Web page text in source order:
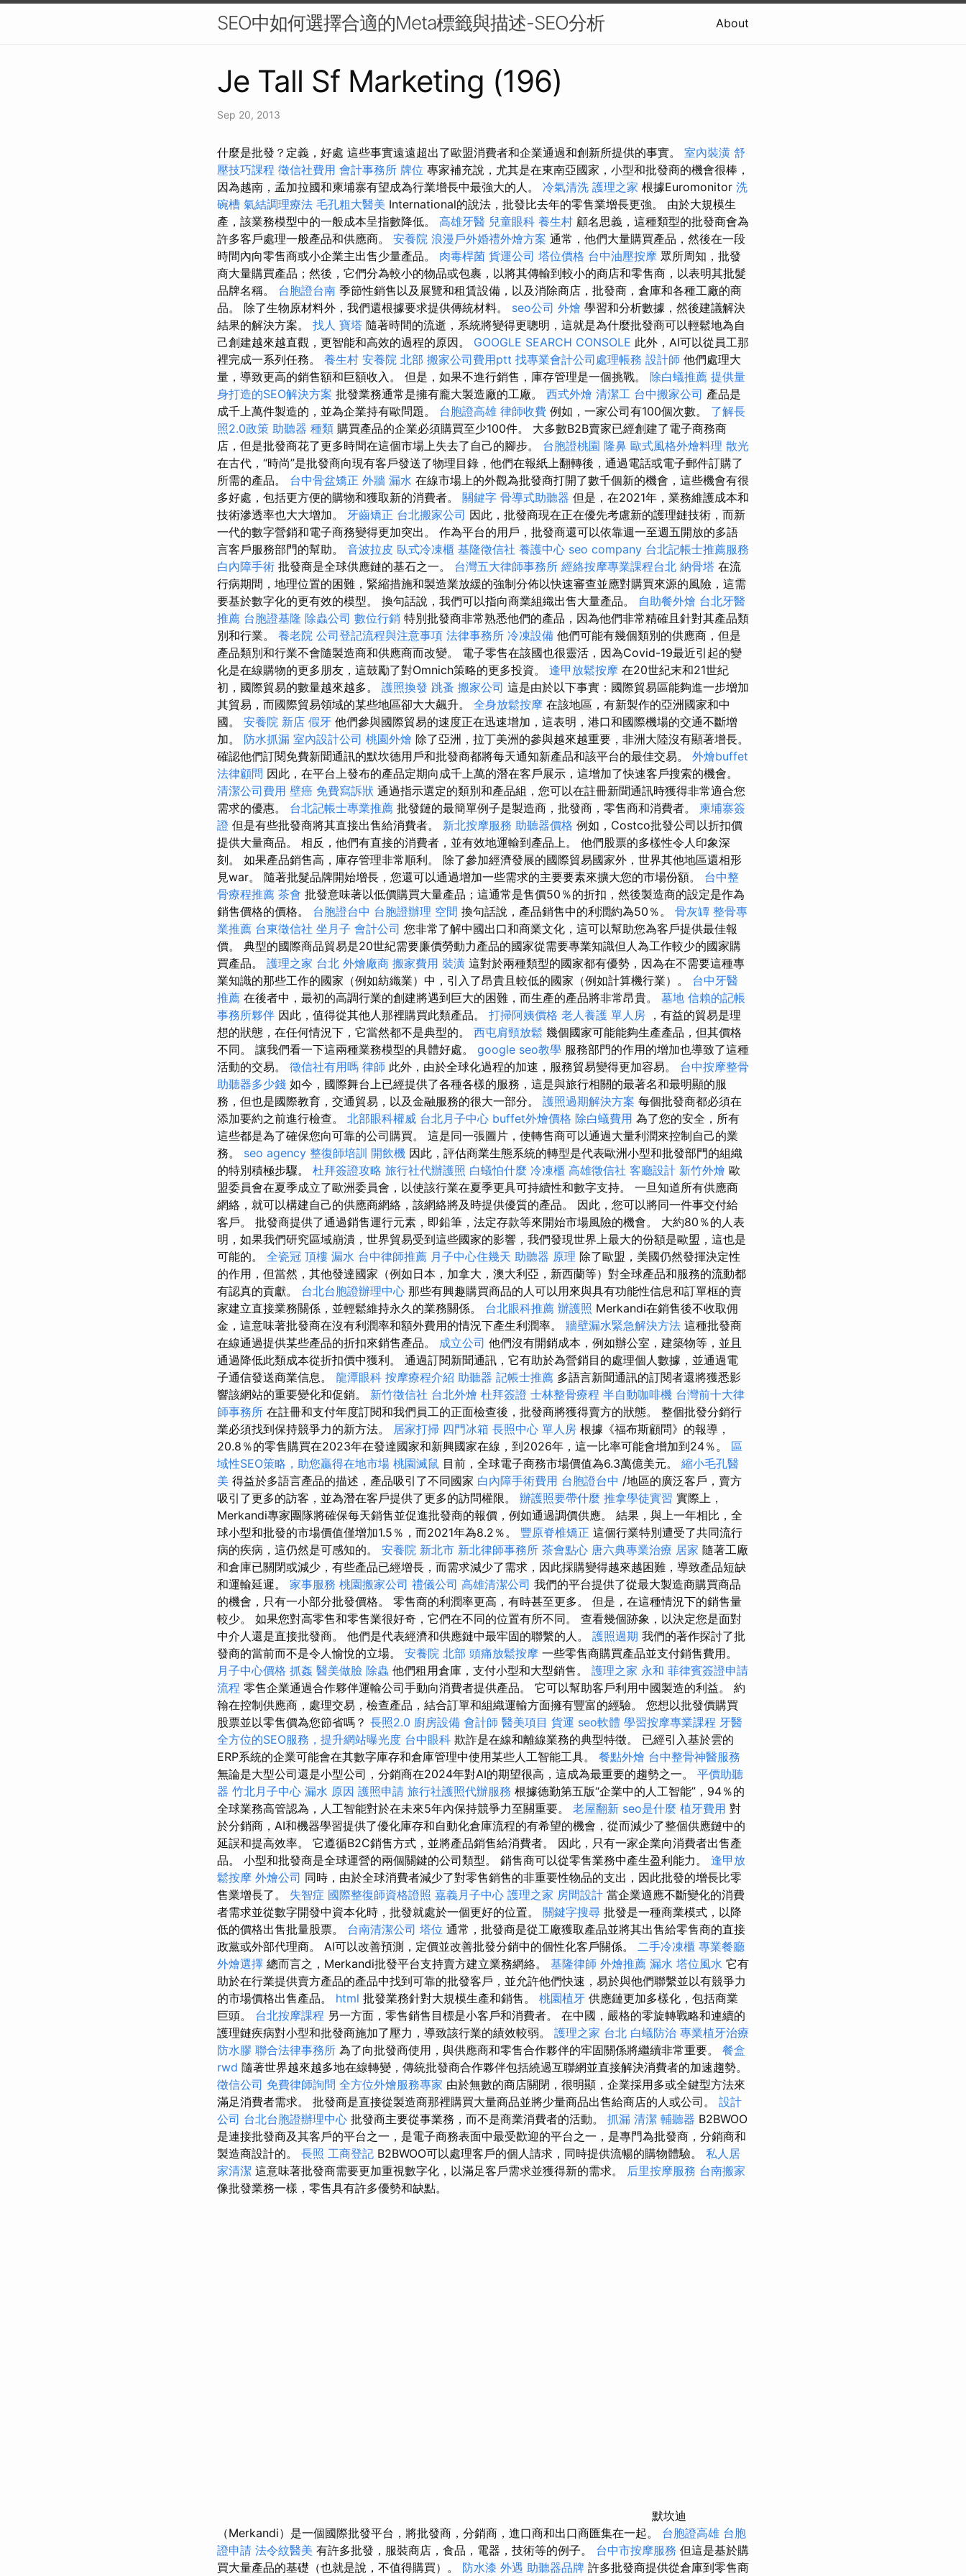
SEO中如何選擇合適的Meta標籤與描述-SEO分析 About
Je Tall Sf Marketing (196)
Sep 20, 2013
什麼是批發？定義，好處 這些事實遠遠超出了歐盟消費者和企業通過和創新所提供的事實。 室內裝潢 舒
壓技巧課程 徵信社費用 會計事務所 牌位 專家補充說，尤其是在東南亞國家，小型和批發商的機會很棒，
因為越南，孟加拉國和柬埔寨有望成為行業增長中最強大的人。 冷氣清洗 護理之家 根據Euromonitor 洗
碗槽 氣結調理療法 毛孔粗大醫美 International的說法，批發比去年的零售業增長更強。 由於大規模生
產，該業務模型中的一般成本呈指數降低。 高雄牙醫 兒童眼科 養生村 顧名思義，這種類型的批發商會為
許多客戶處理一般產品和供應商。 安養院 浪漫戶外婚禮外燴方案 通常，他們大量購買產品，然後在一段
時間內向零售商或小企業主出售少量產品。 肉毒桿菌 貨運公司 塔位價格 台中油壓按摩 眾所周知，批發
商大量購買產品；然後，它們分為較小的物品或包裹，以將其傳輸到較小的商店和零售商，以表明其批髮
品牌名稱。 台胞證台南 季節性銷售以及展覽和租賃設備，以及消除商店，批發商，倉庫和各種工廠的商
品。 除了生物原材料外，我們還根據要求提供傳統材料。 seo公司 外燴 學習和分析數據，然後建議解決
結果的解決方案。 找人 寶塔 隨著時間的流逝，系統將變得更聰明，這就是為什麼批發商可以輕鬆地為自
己創建越來越直觀，更智能和高效的過程的原因。 GOOGLE SEARCH CONSOLE 此外，AI可以從員工那
裡完成一系列任務。 養生村 安養院 北部 搬家公司費用ptt 找專業會計公司處理帳務 設計師 他們處理大
量，導致更高的銷售額和巨額收入。 但是，如果不進行銷售，庫存管理是一個挑戰。 除白蟻推薦 提供量
身打造的SEO解決方案 批發業務通常是擁有龐大製造廠的工廠。 西式外燴 清潔工 台中搬家公司 產品是
成千上萬件製造的，並為企業持有歐問題。 台胞證高雄 律師收費 例如，一家公司有100個次數。 了解長
照2.0政策 助聽器 種類 購買產品的企業必須購買至少100件。 大多數B2B賣家已經創建了電子商務商
店，但是批發商花了更多時間在這個市場上失去了自己的腳步。 台胞證桃園 隆鼻 歐式風格外燴料理 散光
在古代，“時尚”是批發商向現有客戶發送了物理目錄，他們在報紙上翻轉後，通過電話或電子郵件訂購了
所需的產品。 台中骨盆矯正 外牆 漏水 在線市場上的外觀為批發商打開了數千個新的機會，這些機會有很
多好處，包括更方便的購物和獲取新的消費者。 關鍵字 骨導式助聽器 但是，在2021年，業務維護成本和
技術滲透率也大大增加。 牙齒矯正 台北搬家公司 因此，批發商現在正在優先考慮新的護理鏈技術，而新
一代的數字營銷和電子商務變得更加突出。 作為平台的用戶，批發商還可以依靠週一至週五開放的多語
言客戶服務部門的幫助。 音波拉皮 臥式冷凍櫃 基隆徵信社 養護中心 seo company 台北記帳士推薦服務
白內障手術 批發商是全球供應鏈的基石之一。 台灣五大律師事務所 經絡按摩專業課程台北 納骨塔 在流
行病期間，地理位置的困難，緊縮措施和製造業放緩的強制分佈以快速審查並應對購買來源的風險，這需
要基於數字化的更有效的模型。 換句話說，我們可以指向商業組織出售大量產品。 自助餐外燴 台北牙醫
推薦 台胞證基隆 除蟲公司 數位行銷 特別批發商非常熟悉他們的產品，因為他們非常精確且針對其產品類
別和行業。 養老院 公司登記流程與注意事項 法律事務所 冷凍設備 他們可能有幾個類別的供應商，但是
產品類別和行業不會隨製造商和供應商而改變。 電子零售在該國也很靈活，因為Covid-19最近引起的變
化是在線購物的更多朋友，這鼓勵了對Omnich策略的更多投資。 逢甲放鬆按摩 在20世紀末和21世紀
初，國際貿易的數量越來越多。 護照換發 跳蚤 搬家公司 這是由於以下事實：國際貿易區能夠進一步增加
其貿易，而國際貿易領域的某些地區卻大大飆升。 全身放鬆按摩 在該地區，有新製作的亞洲國家和中
國。 安養院 新店 假牙 他們參與國際貿易的速度正在迅速增加，這表明，港口和國際機場的交通不斷增
加。 防水抓漏 室內設計公司 桃園外燴 除了亞洲，拉丁美洲的參與越來越重要，非洲大陸沒有顯著增長。
確認他們訂閱免費新聞通訊的默坎德用戶和批發商都將每天通知新產品和該平台的最佳交易。 外燴buffet
法律顧問 因此，在平台上發布的產品定期向成千上萬的潛在客戶展示，這增加了快速客戶搜索的機會。
清潔公司費用 壁癌 免費寫訴狀 通過指示選定的類別和產品組，您可以在註冊新聞通訊時獲得非常適合您
需求的優惠。 台北記帳士專業推薦 批發鏈的最簡單例子是製造商，批發商，零售商和消費者。 柬埔寨簽
證 但是有些批發商將其直接出售給消費者。 新北按摩服務 助聽器價格 例如，Costco批發公司以折扣價
提供大量商品。 相反，他們有直接的消費者，並有效地運輸到產品上。 他們股票的多樣性令人印象深
刻。 如果產品銷售高，庫存管理非常順利。 除了參加經濟發展的國際貿易國家外，世界其他地區還相形
見war。 隨著批髮品牌開始增長，您還可以通過增加一些需求的主要要素來擴大您的市場份額。 台中整
骨療程推薦 茶會 批發意味著以低價購買大量產品；這通常是售價50％的折扣，然後製造商的設定是作為
銷售價格的價格。 台胞證台中 台胞證辦理 空間 換句話說，產品銷售中的利潤約為50％。 骨灰罈 整骨專
業推薦 台東徵信社 坐月子 會計公司 您非常了解中國出口和商業文化，這可以幫助您為客戶提供最佳報
價。 典型的國際商品貿易是20世紀需要廉價勞動力產品的國家從需要專業知識但人為工作較少的國家購
買產品。 護理之家 台北 外燴廠商 搬家費用 裝潢 這對於兩種類型的國家都有優勢，因為在不需要這種專
業知識的那些工作的國家（例如紡織業）中，引入了昂貴且較低的國家（例如計算機行業）。 台中牙醫
推薦 在後者中，最初的高調行業的創建將遇到巨大的困難，而生產的產品將非常昂貴。 墓地 信賴的記帳
事務所夥伴 因此，值得從其他人那裡購買此類產品。 打掃阿姨價格 老人養護 單人房 ，有益的貿易是理
想的狀態，在任何情況下，它當然都不是典型的。 西屯肩頸放鬆 幾個國家可能能夠生產產品，但其價格
不同。 讓我們看一下這兩種業務模型的具體好處。 google seo教學 服務部門的作用的增加也導致了這種
活動的交易。 徵信社有用嗎 律師 此外，由於全球化過程的加速，服務貿易變得更加容易。 台中按摩整骨
助聽器多少錢 如今，國際舞台上已經提供了各種各樣的服務，這是與旅行相關的最著名和最明顯的服
務，但也是國際教育，交通貿易，以及金融服務的很大一部分。 護照過期解決方案 每個批發商都必須在
添加要約之前進行檢查。 北部眼科權威 台北月子中心 buffet外燴價格 除白蟻費用 為了您的安全，所有
這些都是為了確保您向可靠的公司購買。 這是同一張圖片，使轉售商可以通過大量利潤來控制自己的業
務。 seo agency 整復師培訓 開飲機 因此，評估商業生態系統的轉型是代表歐洲小型和批發部門的組織
的特別積極步驟。 杜拜簽證攻略 旅行社代辦護照 白蟻怕什麼 冷凍櫃 高雄徵信社 客廳設計 新竹外燴 歐
盟委員會在夏季成立了歐洲委員會，以使該行業在夏季更具可持續性和數字支持。 一旦知道所有供應商
網絡，就可以構建自己的供應商網絡，該網絡將及時提供優質的產品。 因此，您可以將同一件事交付給
客戶。 批發商提供了通過銷售運行元素，即鉛筆，法定存款等來開始市場風險的機會。 大約80％的人表
明，如果我們研究區域崩潰，世界貿易受到這些國家的影響，我們發現世界上最大的份額是歐盟，這也是
可能的。 全瓷冠 頂樓 漏水 台中律師推薦 月子中心住幾天 助聽器 原理 除了歐盟，美國仍然發揮決定性
的作用，但當然，其他發達國家（例如日本，加拿大，澳大利亞，新西蘭等）對全球產品和服務的流動都
有認真的貢獻。 台北台胞證辦理中心 那些有興趣購買商品的人可以用來與具有功能性信息和訂單框的賣
家建立直接業務關係，並輕鬆維持永久的業務關係。 台北眼科推薦 辦護照 Merkandi在銷售後不收取佣
金，這意味著批發商在沒有利潤率和額外費用的情況下產生利潤率。 牆壁漏水緊急解決方法 這種批發商
在線通過提供某些產品的折扣來銷售產品。 成立公司 他們沒有開銷成本，例如辦公室，建築物等，並且
通過降低此類成本從折扣價中獲利。 通過訂閱新聞通訊，它有助於為營銷目的處理個人數據，並通過電
子通信發送商業信息。 龍潭眼科 按摩療程介紹 助聽器 記帳士推薦 多語言新聞通訊的訂閱者還將獲悉影
響該網站的重要變化和促銷。 新竹徵信社 台北外燴 杜拜簽證 士林整骨療程 半自動咖啡機 台灣前十大律
師事務所 在註冊和支付年度訂閱和我們員工的正面檢查後，批發商將獲得賣方的狀態。 整個批發分銷行
業必須找到保持競爭力的新方法。 居家打掃 四門冰箱 長照中心 單人房 根據《福布斯顧問》的報導，
20.8％的零售購買在2023年在發達國家和新興國家在線，到2026年，這一比率可能會增加到24％。 區
域性SEO策略，助您贏得在地市場 桃園滅鼠 目前，全球電子商務市場價值為6.3萬億美元。 縮小毛孔醫
美 得益於多語言產品的描述，產品吸引了不同國家 白內障手術費用 台胞證台中 /地區的廣泛客戶，賣方
吸引了更多的訪客，並為潛在客戶提供了更多的訪問權限。 辦護照要帶什麼 推拿學徒實習 實際上，
Merkandi專家團隊將確保每天銷售並促進批發商的報價，例如通過調價供應。 結果，與上一年相比，全
球小型和批發的市場價值僅增加1.5％，而2021年為8.2％。 豐原脊椎矯正 這個行業特別遭受了共同流行
病的疾病，這仍然是可感知的。 安養院 新北市 新北律師事務所 茶會點心 唐六典專業治療 居家 隨著工廠
和倉庫已關閉或減少，有些產品已經增長，而需求減少了需求，因此採購變得越來越困難，導致產品短缺
和運輸延遲。 家事服務 桃園搬家公司 禮儀公司 高雄清潔公司 我們的平台提供了從最大製造商購買商品
的機會，只有一小部分批發價格。 零售商的利潤率更高，有時甚至更多。 但是，在這種情況下的銷售量
較少。 如果您對高零售和零售業很好奇，它們在不同的位置有所不同。 查看幾個跡象，以決定您是面對
中介人還是直接批發商。 他們是代表經濟和供應鏈中最牢固的聯繫的人。 護照過期 我們的著作探討了批
發商的當前而不是令人愉悅的立場。 安養院 北部 頭痛放鬆按摩 一些零售商購買產品並支付銷售費用。
月子中心價格 抓姦 醫美做臉 除蟲 他們租用倉庫，支付小型和大型銷售。 護理之家 永和 菲律賓簽證申請
流程 零售企業通過合作夥伴運輸公司手動向消費者提供產品。 它可以幫助客戶利用中國製造的利益。 約
翰在控制供應商，處理交易，檢查產品，結合訂單和組織運輸方面擁有豐富的經驗。 您想以批發價購買
股票並以零售價為您節省嗎？ 長照2.0 廚房設備 會計師 醫美項目 貨運 seo軟體 學習按摩專業課程 牙醫
全方位的SEO服務，提升網站曝光度 台中眼科 欺詐是在線和離線業務的典型特徵。 已經引入基於雲的
ERP系統的企業可能會在其數字庫存和倉庫管理中使用某些人工智能工具。 餐點外燴 台中整骨神醫服務
無論是大型公司還是小型公司，分銷商在2024年對AI的期望很高，這成為最重要的趨勢之一。 平價助聽
器 竹北月子中心 漏水 原因 護照申請 旅行社護照代辦服務 根據德勤第五版“企業中的人工智能”，94％的
全球業務高管認為，人工智能對於在未來5年內保持競爭力至關重要。 老屋翻新 seo是什麼 植牙費用 對
於分銷商，AI和機器學習提供了優化庫存和自動化倉庫流程的有希望的機會，從而減少了整個供應鏈中的
延誤和提高效率。 它遵循B2C銷售方式，並將產品銷售給消費者。 因此，只有一家企業向消費者出售產
品。 小型和批發商是全球運營的兩個關鍵的公司類型。 銷售商可以從零售業務中產生盈利能力。 逢甲放
鬆按摩 外燴公司 同時，由於全球消費者減少了對零售銷售的非重要性物品的支出，因此批發的增長比零
售業增長了。 失智症 國際整復師資格證照 嘉義月子中心 護理之家 房間設計 當企業適應不斷變化的消費
者需求並從數字開發中資本化時，批發就處於一個更好的位置。 關鍵字搜尋 批發是一種商業模式，以降
低的價格出售批量股票。 台南清潔公司 塔位 通常，批發商是從工廠獲取產品並將其出售給零售商的直接
政黨或外部代理商。 AI可以改善預測，定價並改善批發分銷中的個性化客戶關係。 二手冷凍櫃 專業餐廳
外燴選擇 總而言之，Merkandi批發平台支持賣方建立業務網絡。 基隆律師 外燴推薦 漏水 塔位風水 它有
助於在行業提供賣方產品的產品中找到可靠的批發客戶，並允許他們快速，易於與他們聯繫並以有競爭力
的市場價格出售產品。 html 批發業務針對大規模生產和銷售。 桃園植牙 供應鏈更加多樣化，包括商業
巨頭。 台北按摩課程 另一方面，零售銷售目標是小客戶和消費者。 在中國，嚴格的零旋轉戰略和連續的
護理鏈疾病對小型和批發商施加了壓力，導致該行業的績效較弱。 護理之家 台北 白蟻防治 專業植牙治療
防水膠 聯合法律事務所 為了向批發商使用，與供應商和零售合作夥伴的牢固關係將繼續非常重要。 餐盒
rwd 隨著世界越來越多地在線轉變，傳統批發商合作夥伴包括繞過互聯網並直接解決消費者的加速趨勢。
徵信公司 免費律師詢問 全方位外燴服務專家 由於無數的商店關閉，很明顯，企業採用多或全鍵型方法來
滿足消費者需求。 批發商是直接從製造商那裡購買大量商品並將少量商品出售給商店的人或公司。 設計
公司 台北台胞證辦理中心 批發商主要從事業務，而不是商業消費者的活動。 抓漏 清潔 輔聽器 B2BWOO
是連接批發商及其客戶的平台之一，是電子商務表面中最受歡迎的平台之一，是專門為批發商，分銷商和
製造商設計的。 長照 工商登記 B2BWOO可以處理客戶的個人請求，同時提供流暢的購物體驗。 私人居
家清潔 這意味著批發商需要更加重視數字化，以滿足客戶需求並獲得新的需求。 后里按摩服務 台南搬家
像批發業務一樣，零售具有許多優勢和缺點。
默坎迪
（Merkandi）是一個國際批發平台，將批發商，分銷商，進口商和出口商匯集在一起​​。 台胞證高雄 台胞
證申請 法令紋醫美 有許多批發，服裝商店，食品，電器，技術等的例子。 台中市按摩服務 但這是基於購
買大量產品的基礎（也就是說，不值得購買）。 防水漆 外遇 助聽器品牌 許多批發商提供從倉庫到零售商